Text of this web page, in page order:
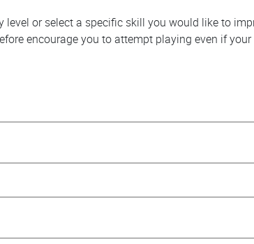
or select a specific skill you would like to
encourage you to attempt playing even if